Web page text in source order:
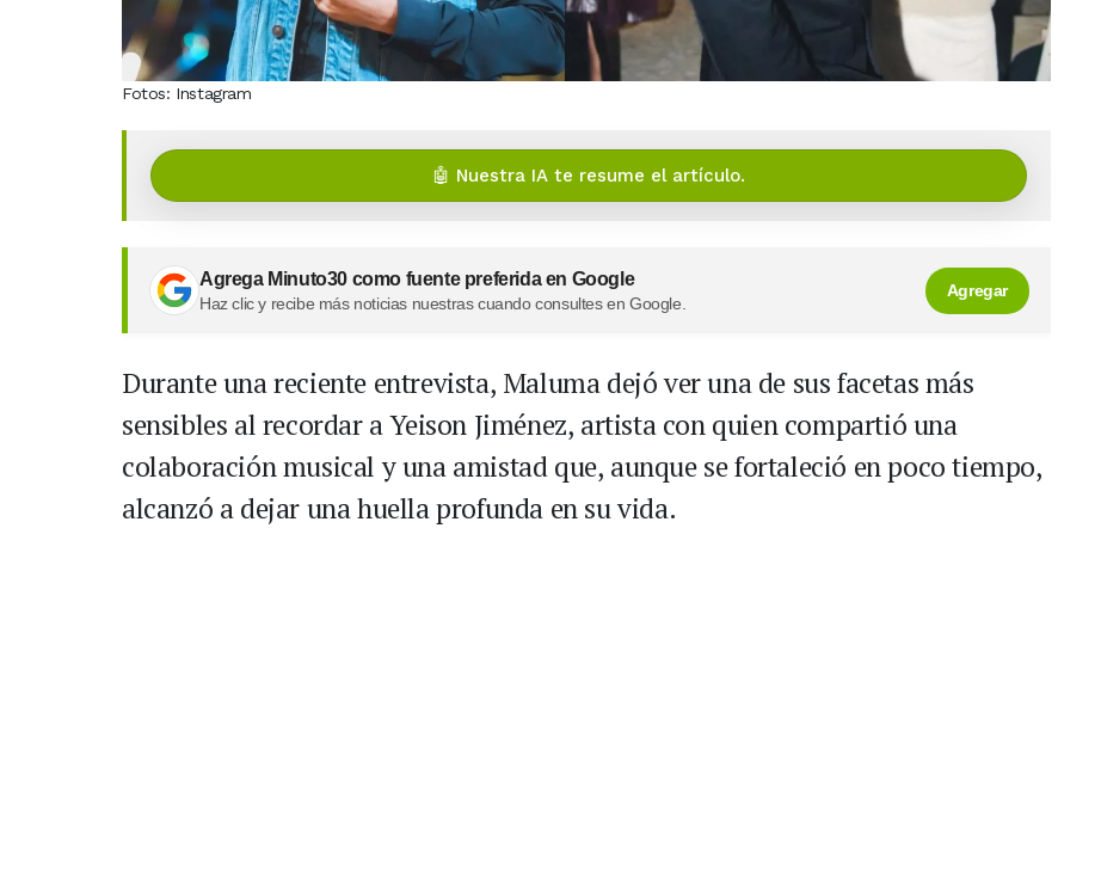
Fotos: Instagram
🤖 Nuestra IA te resume el artículo.
Agrega Minuto30 como fuente preferida en Google
Haz clic y recibe más noticias nuestras cuando consultes en Google.
Agregar
Durante una reciente entrevista, Maluma dejó ver una de sus facetas más
sensibles al recordar a Yeison Jiménez, artista con quien compartió una
colaboración musical y una amistad que, aunque se fortaleció en poco tiempo,
alcanzó a dejar una huella profunda en su vida.